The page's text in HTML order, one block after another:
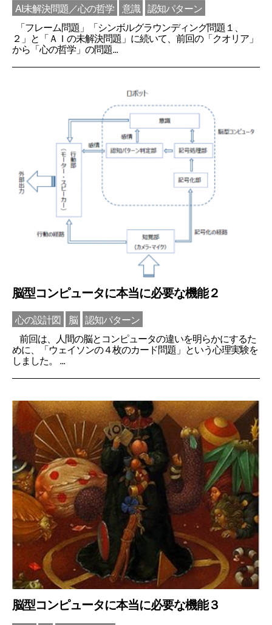
AI未解決問題／心の哲学 意識 認知パターン
「フレーム問題」「シンボルグラウンディング問題１、
２」と「ＡＩの未解決問題」に続いて、前回の「クオリア」
から「心の哲学」の問題...
脳型コンピュータに本当に必要な機能２
心の設計図 脳 認知パターン
前回は、人間の脳とコンピュータの違いを明らかにするた
めに、「ウェイソンの４枚のカード問題」という心理実験を
しました。 ...
脳型コンピュータに本当に必要な機能３